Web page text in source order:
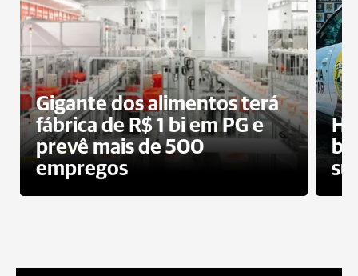
Gigante dos alimentos terá
fábrica de R$ 1 bi em PG e
prevê mais de 500
empregos